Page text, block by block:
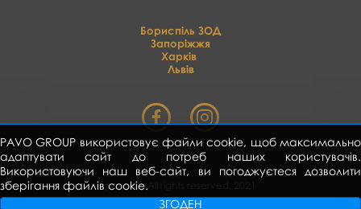
Бориспіль ЗОД
Запоріжжя
Харків
Львів
PAVO GROUP використовує файли cookie, щоб максимально
адаптувати сайт до потреб наших користувачів.
Використовуючи наш веб-сайт, ви погоджуєтеся дозволити
зберігання файлів cookie.
ЗГОДЕН
pavo.ua All rights reserved. 2021